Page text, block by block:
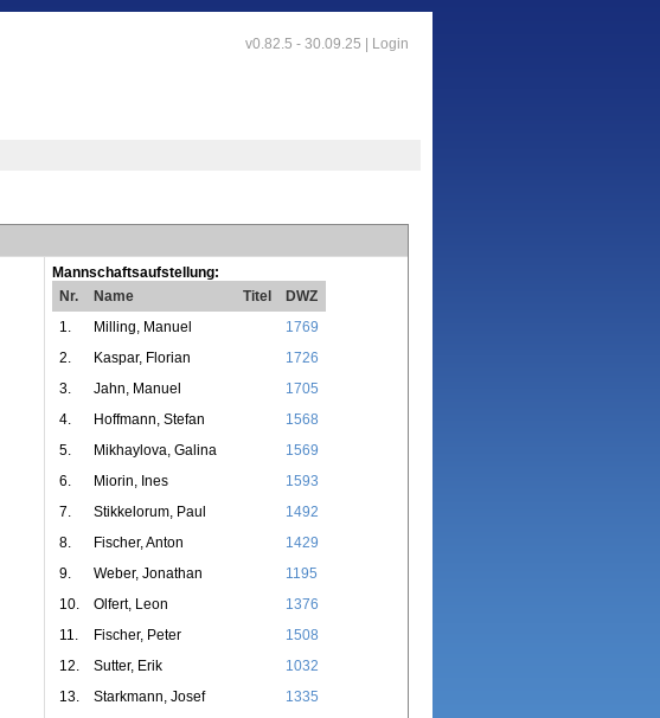
v0.82.5 - 30.09.25 | Login
Mannschaftsaufstellung:
Nr.
Name Titel
DWZ
1.
Milling, Manuel
1769
2.
Kaspar, Florian
1726
3.
Jahn, Manuel
1705
4.
Hoffmann, Stefan
1568
5.
Mikhaylova, Galina
1569
6.
Miorin, Ines
1593
7.
Stikkelorum, Paul
1492
8.
Fischer, Anton
1429
9.
Weber, Jonathan
1195
10.
Olfert, Leon
1376
11.
Fischer, Peter
1508
12.
Sutter, Erik
1032
13.
Starkmann, Josef
1335